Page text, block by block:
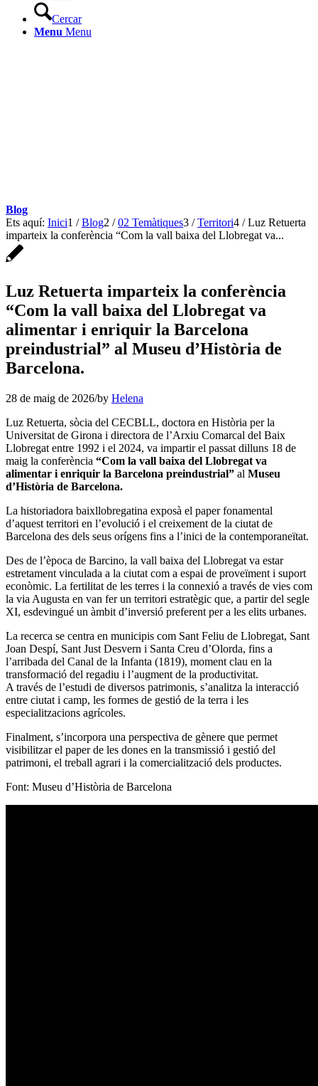
Cercar
Menu Menu
Blog
Ets aquí: Inici1 / Blog2 / 02 Temàtiques3 / Territori4 / Luz Retuerta
imparteix la conferència “Com la vall baixa del Llobregat va...
Luz Retuerta imparteix la conferència
“Com la vall baixa del Llobregat va
alimentar i enriquir la Barcelona
preindustrial” al Museu d’Història de
Barcelona.
28 de maig de 2026/by Helena
Luz Retuerta, sòcia del CECBLL, doctora en Història per la
Universitat de Girona i directora de l’Arxiu Comarcal del Baix
Llobregat entre 1992 i el 2024, va impartir el passat dilluns 18 de
maig la conferència “Com la vall baixa del Llobregat va
alimentar i enriquir la Barcelona preindustrial” al Museu
d’Història de Barcelona.
La historiadora baixllobregatina exposà el paper fonamental
d’aquest territori en l’evolució i el creixement de la ciutat de
Barcelona des dels seus orígens fins a l’inici de la contemporaneïtat.
Des de l’època de Barcino, la vall baixa del Llobregat va estar
estretament vinculada a la ciutat com a espai de proveïment i suport
econòmic. La fertilitat de les terres i la connexió a través de vies com
la via Augusta en van fer un territori estratègic que, a partir del segle
XI, esdevingué un àmbit d’inversió preferent per a les elits urbanes.
La recerca se centra en municipis com Sant Feliu de Llobregat, Sant
Joan Despí, Sant Just Desvern i Santa Creu d’Olorda, fins a
l’arribada del Canal de la Infanta (1819), moment clau en la
transformació del regadiu i l’augment de la productivitat.
A través de l’estudi de diversos patrimonis, s’analitza la interacció
entre ciutat i camp, les formes de gestió de la terra i les
especialitzacions agrícoles.
Finalment, s’incorpora una perspectiva de gènere que permet
visibilitzar el paper de les dones en la transmissió i gestió del
patrimoni, el treball agrari i la comercialització dels productes.
Font: Museu d’Història de Barcelona